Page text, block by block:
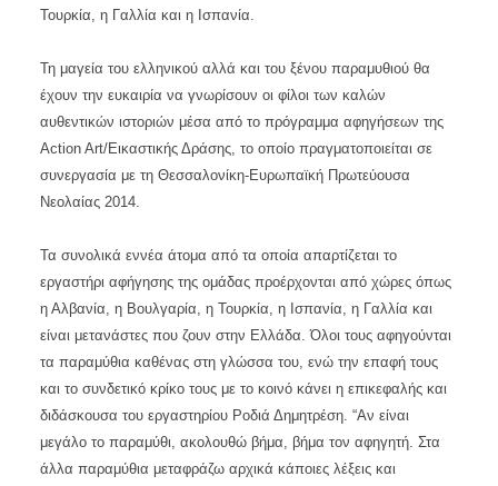
Τουρκία, η Γαλλία και η Ισπανία.
Τη μαγεία του ελληνικού αλλά και του ξένου παραμυθιού θα
έχουν την ευκαιρία να γνωρίσουν οι φίλοι των καλών
αυθεντικών ιστοριών μέσα από το πρόγραμμα αφηγήσεων της
Action Art/Εικαστικής Δράσης, το οποίο πραγματοποιείται σε
συνεργασία με τη Θεσσαλονίκη-Ευρωπαϊκή Πρωτεύουσα
Νεολαίας 2014.
Τα συνολικά εννέα άτομα από τα οποία απαρτίζεται το
εργαστήρι αφήγησης της ομάδας προέρχονται από χώρες όπως
η Αλβανία, η Βουλγαρία, η Τουρκία, η Ισπανία, η Γαλλία και
είναι μετανάστες που ζουν στην Ελλάδα. Όλοι τους αφηγούνται
τα παραμύθια καθένας στη γλώσσα του, ενώ την επαφή τους
και το συνδετικό κρίκο τους με το κοινό κάνει η επικεφαλής και
διδάσκουσα του εργαστηρίου Ροδιά Δημητρέση. “Αν είναι
μεγάλο το παραμύθι, ακολουθώ βήμα, βήμα τον αφηγητή. Στα
άλλα παραμύθια μεταφράζω αρχικά κάποιες λέξεις και